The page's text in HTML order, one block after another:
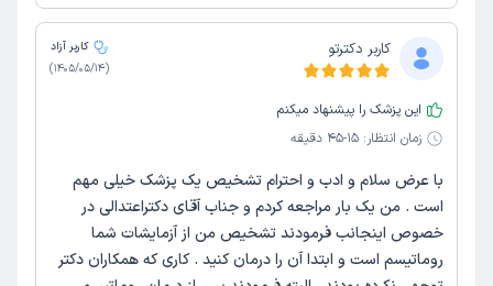
کاربر دکترتو
کاربر آزاد
(
1405/05/14
)
این پزشک را پیشنهاد میکنم
زمان انتظار: 15-45 دقیقه
با عرض سلام و ادب و احترام تشخیص یک پزشک خیلی مهم
است . من یک بار مراجعه کردم و جناب آقای دکتراعتدالی در
خصوص اینجانب فرمودند تشخیص من از آزمایشات شما
روماتیسم است و ابتدا آن را درمان کنید . کاری که همکاران دکتر